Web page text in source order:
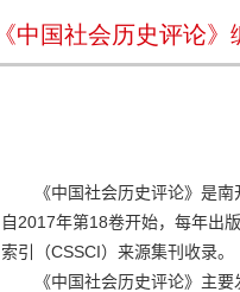
《中国社会历史评论》
《中国社会历史评论》是
自 2017年第18卷开始，每年出
索引（CSSCI）来源集刊收录。
《中国社会历史评论》主